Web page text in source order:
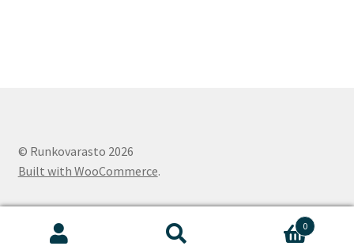
© Runkovarasto 2026
Built with WooCommerce.
0